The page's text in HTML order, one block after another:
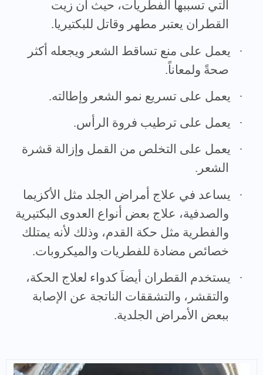
التي تسببها الفطريات، حيث أن زيت
القطران يعتبر مطهر وقاتل للبكتيريا.
·
يعمل على منع تساقط الشعر ويجعله أكثر
صحةً ولمعاناً.
·
يعمل على تسريع نمو الشعر وإطالته.
·
يعمل على ترطيب فروة الرأس.
·
يعمل على التخلص من القمل وإزالة قشرة
الشعر.
·
يساعد في علاج أمراض الجلد مثل الأكزيما
والصدفية، علاج بعض أنواع العدوى البكتيرية
والفطرية مثل حكة القدم، وذلك لأنه يمتلك
خصائص مضادة للفطريات والميكروبات.
·
يستخدم القطران أيضاَ كدواء لعلاج الحكة،
والتقشر، والتشققات الناتجة عن الإصابة
ببعض الأمراض الجلدية.